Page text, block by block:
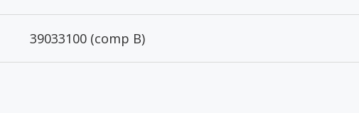
39033100 (comp B)